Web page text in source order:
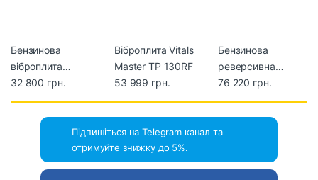
Бензинова
віброплита
HONKER HP-C120L
(з двигуном
Loncin G200F)
32 800 грн.
Віброплита Vitals
Master TP 130RF
53 999 грн.
Бензинова
реверсивна
віброплита
HONKER HP-
C160LH (з
двигуном Honda
76 220 грн.
Підпишіться на Telegram канал та
отримуйте знижку до 5%.